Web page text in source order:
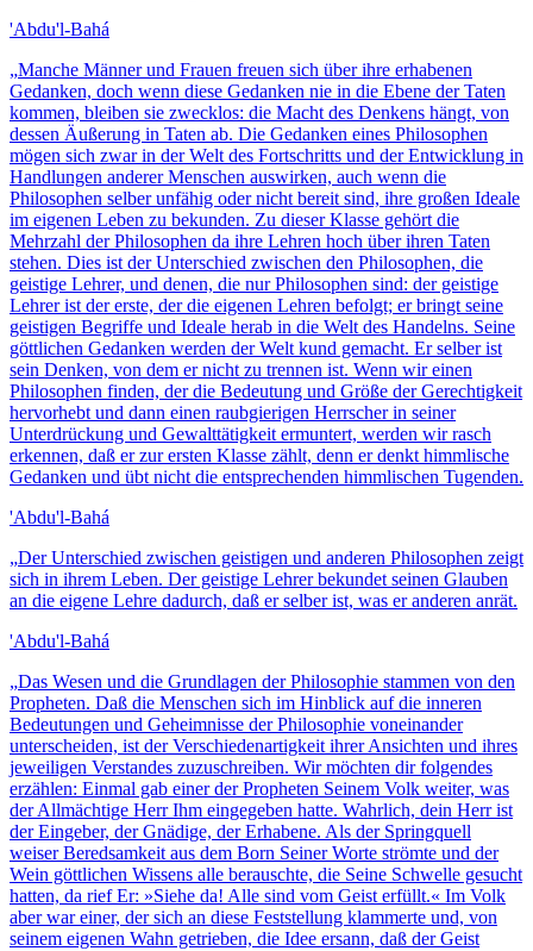
'Abdu'l-Bahá
„Manche Männer und Frauen freuen sich über ihre erhabenen
Gedanken, doch wenn diese Gedanken nie in die Ebene der Taten
kommen, bleiben sie zwecklos: die Macht des Denkens hängt, von
dessen Äußerung in Taten ab. Die Gedanken eines Philosophen
mögen sich zwar in der Welt des Fortschritts und der Entwicklung in
Handlungen anderer Menschen auswirken, auch wenn die
Philosophen selber unfähig oder nicht bereit sind, ihre großen Ideale
im eigenen Leben zu bekunden. Zu dieser Klasse gehört die
Mehrzahl der Philosophen da ihre Lehren hoch über ihren Taten
stehen. Dies ist der Unterschied zwischen den Philosophen, die
geistige Lehrer, und denen, die nur Philosophen sind: der geistige
Lehrer ist der erste, der die eigenen Lehren befolgt; er bringt seine
geistigen Begriffe und Ideale herab in die Welt des Handelns. Seine
göttlichen Gedanken werden der Welt kund gemacht. Er selber ist
sein Denken, von dem er nicht zu trennen ist. Wenn wir einen
Philosophen finden, der die Bedeutung und Größe der Gerechtigkeit
hervorhebt und dann einen raubgierigen Herrscher in seiner
Unterdrückung und Gewalttätigkeit ermuntert, werden wir rasch
erkennen, daß er zur ersten Klasse zählt, denn er denkt himmlische
Gedanken und übt nicht die entsprechenden himmlischen Tugenden.
'Abdu'l-Bahá
„Der Unterschied zwischen geistigen und anderen Philosophen zeigt
sich in ihrem Leben. Der geistige Lehrer bekundet seinen Glauben
an die eigene Lehre dadurch, daß er selber ist, was er anderen anrät.
'Abdu'l-Bahá
„Das Wesen und die Grundlagen der Philosophie stammen von den
Propheten. Daß die Menschen sich im Hinblick auf die inneren
Bedeutungen und Geheimnisse der Philosophie voneinander
unterscheiden, ist der Verschiedenartigkeit ihrer Ansichten und ihres
jeweiligen Verstandes zuzuschreiben. Wir möchten dir folgendes
erzählen: Einmal gab einer der Propheten Seinem Volk weiter, was
der Allmächtige Herr Ihm eingegeben hatte. Wahrlich, dein Herr ist
der Eingeber, der Gnädige, der Erhabene. Als der Springquell
weiser Beredsamkeit aus dem Born Seiner Worte strömte und der
Wein göttlichen Wissens alle berauschte, die Seine Schwelle gesucht
hatten, da rief Er: »Siehe da! Alle sind vom Geist erfüllt.« Im Volk
aber war einer, der sich an diese Feststellung klammerte und, von
seinem eigenen Wahn getrieben, die Idee ersann, daß der Geist